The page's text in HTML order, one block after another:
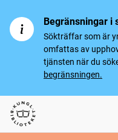
Begränsningar i
Sökträffar som är
omfattas av
tjänsten när du
begränsningen.
Svenska tidningar